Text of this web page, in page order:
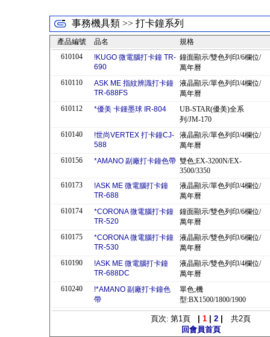
事務機具類 >> 打卡鐘系列
產品編號 品名
規格
610104
!KUGO 微電腦打卡鐘 TR-
690
鐘面顯示/雙色列印/6欄位/
萬年曆
610110
ASK ME 指紋辨識打卡鐘
TR-688FS
液晶顯示/單色列印/4欄位/
萬年曆
610112
*優美 卡鍾墨球 IR-804
UB-STAR(優美)全系
列/JM-170
610140
!世尚VERTEX 打卡鐘CJ-
588
液晶顯示/單色列印/4欄位/
萬年曆
610156
*AMANO 副廠打卡鐘色帶 雙色;EX-3200N/EX-
3500/3350
610173
!ASK ME 微電腦打卡鐘
TR-688
液晶顯示/單色列印/4欄位/
萬年曆
610174
*CORONA 微電腦打卡鐘
TR-520
鐘面顯示/雙色列印/6欄位/
萬年曆
610175
*CORONA 微電腦打卡鐘
TR-530
液晶顯示/雙色列印/6欄位/
萬年曆
610190
!ASK ME 微電腦打卡鐘
TR-688DC
液晶顯示/雙色列印/4欄位/
萬年曆
610240
!*AMANO 副廠打卡鐘色
帶
單色;機
型:BX1500/1800/1900
頁次: 第1頁 1 2 共2頁
回會員首頁